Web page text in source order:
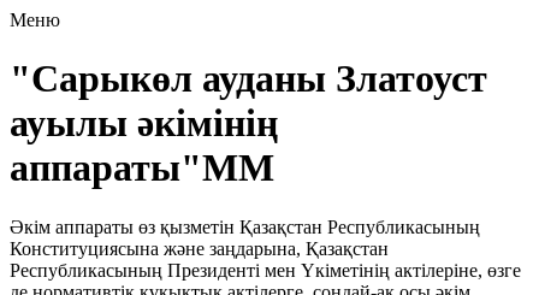
Меню
"Сарыкөл ауданы Златоуст
ауылы әкімінің
аппараты"ММ
Әкім аппараты өз қызметін Қазақстан Республикасының
Конституциясына және заңдарына, Қазақстан
Республикасының Президенті мен Үкіметінің актілеріне, өзге